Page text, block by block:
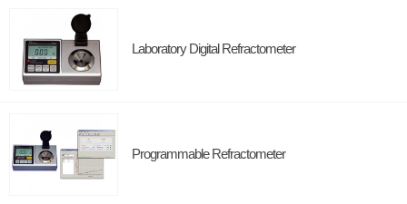
Laboratory Digital Refractometer
Programmable Refractometer